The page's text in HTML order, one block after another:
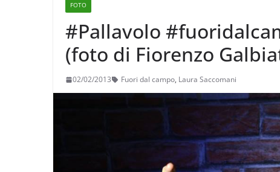
FOTO
#Pallavolo
(foto di Fiorenzo
02/02/2013 Fuori dal campo, Laura Saccomani